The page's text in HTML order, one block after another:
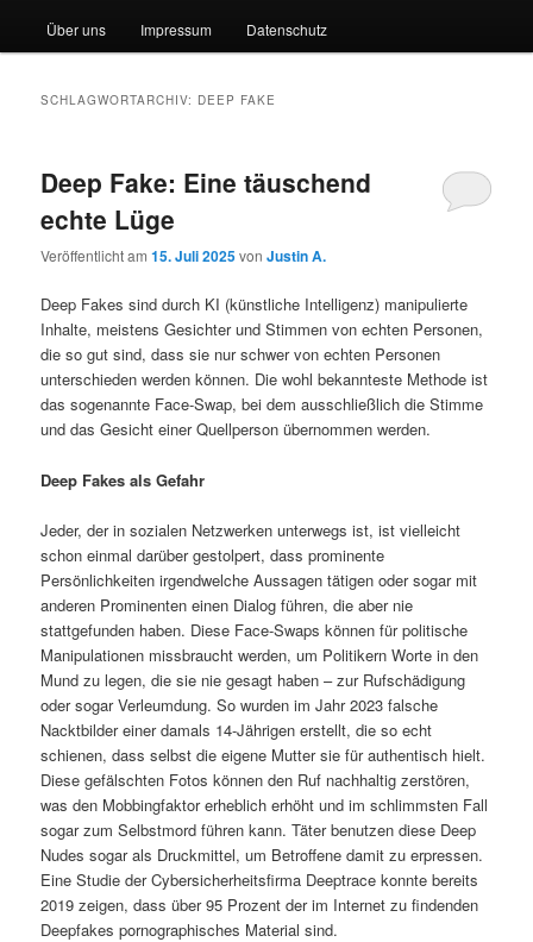
Über uns Impressum Datenschutz
SCHLAGWORTARCHIV: DEEP FAKE
Deep Fake: Eine täuschend
echte Lüge
Veröffentlicht am15. Juli 2025vonJustin A.
Deep Fakes sind durch KI (künstliche Intelligenz) manipulierte
Inhalte, meistens Gesichter und Stimmen von echten Personen,
die so gut sind, dass sie nur schwer von echten Personen
unterschieden werden können. Die wohl bekannteste Methode ist
das sogenannte Face-Swap, bei dem ausschließlich die Stimme
und das Gesicht einer Quellperson übernommen werden.
Deep Fakes als Gefahr
Jeder, der in sozialen Netzwerken unterwegs ist, ist vielleicht
schon einmal darüber gestolpert, dass prominente
Persönlichkeiten irgendwelche Aussagen tätigen oder sogar mit
anderen Prominenten einen Dialog führen, die aber nie
stattgefunden haben. Diese Face-Swaps können für politische
Manipulationen missbraucht werden, um Politikern Worte in den
Mund zu legen, die sie nie gesagt haben – zur Rufschädigung
oder sogar Verleumdung. So wurden im Jahr 2023 falsche
Nacktbilder einer damals 14-Jährigen erstellt, die so echt
schienen, dass selbst die eigene Mutter sie für authentisch hielt.
Diese gefälschten Fotos können den Ruf nachhaltig zerstören,
was den Mobbingfaktor erheblich erhöht und im schlimmsten Fall
sogar zum Selbstmord führen kann. Täter benutzen diese Deep
Nudes sogar als Druckmittel, um Betroffene damit zu erpressen.
Eine Studie der Cybersicherheitsfirma Deeptrace konnte bereits
2019 zeigen, dass über 95 Prozent der im Internet zu findenden
Deepfakes pornographisches Material sind.